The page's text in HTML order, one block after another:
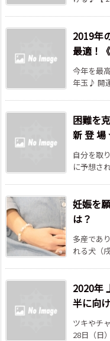
2019年
最適！
今年を最
年玉♪ 開
困難を
新 登
自分を取
に予想さ
妊娠を
は？
多産であ
れる犬（
2020年
半に向
ツキやチ
28日（日